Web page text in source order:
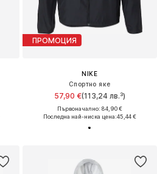
ПРОМОЦИЯ
NIKE
Спортно яке
57,90 €(113,24 лв.³)
Първоначално: 84,90 €
Последна най-ниска цена:45,44 €